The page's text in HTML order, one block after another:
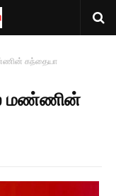
கந்தையா
மண்ணின்